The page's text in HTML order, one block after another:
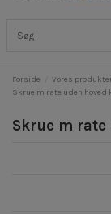
Forside Vores
Skrue m rate uden hoved
Skrue m rate